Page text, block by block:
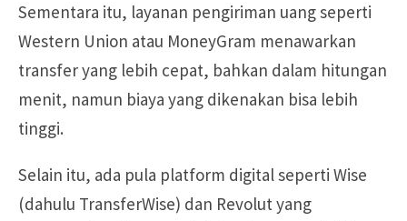
Sementara itu, layanan pengiriman uang seperti
Western Union atau MoneyGram menawarkan
transfer yang lebih cepat, bahkan dalam hitungan
menit, namun biaya yang dikenakan bisa lebih
tinggi.
Selain itu, ada pula platform digital seperti Wise
(dahulu TransferWise) dan Revolut yang